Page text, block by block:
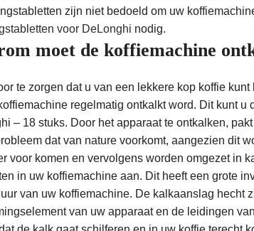
zijn niet bedoeld om uw
voor DeLonghi nodig.
moet de koffiemachine
te zorgen dat u van een lekkere kop koffie
regelmatig ontkalkt word. Dit kunt u
– 18 stuks. Door het apparaat te ontkalken,
dat van nature voorkomt, aangezien dit
voor komen en vervolgens worden omgezet in
in uw koffiemachine aan. Dit heeft een grote
van uw koffiemachine. De kalkaanslag hecht
van uw apparaat en de leidingen